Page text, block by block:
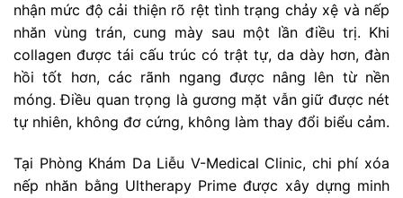
nhận mức độ cải thiện rõ rệt tình trạng chảy xệ và nếp
nhăn vùng trán, cung mày sau một lần điều trị. Khi
collagen được tái cấu trúc có trật tự, da dày hơn, đàn
hồi tốt hơn, các rãnh ngang được nâng lên từ nền
móng. Điều quan trọng là gương mặt vẫn giữ được nét
tự nhiên, không đơ cứng, không làm thay đổi biểu cảm.
Tại Phòng Khám Da Liễu V-Medical Clinic, chi phí xóa
nếp nhăn bằng Ultherapy Prime được xây dựng minh